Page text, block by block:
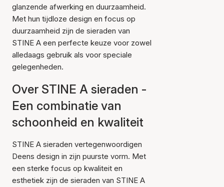
glanzende afwerking en duurzaamheid.
Met hun tijdloze design en focus op
duurzaamheid zijn de sieraden van
STINE A een perfecte keuze voor zowel
alledaags gebruik als voor speciale
gelegenheden.
Over STINE A sieraden -
Een combinatie van
schoonheid en kwaliteit
STINE A sieraden vertegenwoordigen
Deens design in zijn puurste vorm. Met
een sterke focus op kwaliteit en
esthetiek zijn de sieraden van STINE A